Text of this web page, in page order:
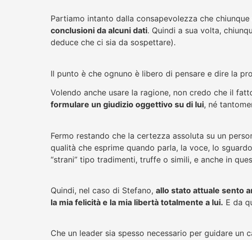
Partiamo intanto dalla consapevolezza che
conclusioni da alcuni dati. Quindi a sua volta,
deduce che ci sia da sospettare).
Il punto è che ognuno è libero di pensare e dire la
Volendo anche usare la ragione, non credo che il
formulare un giudizio oggettivo su di lui, né
Fermo restando che la certezza assoluta su un
qualità che esprime quando parla, la voce, lo
“strani” tipo tradimenti, truffe o simili, e anche in
Quindi, nel caso di Stefano, allo stato attuale sento
la mia felicità e la mia libertà totalmente a lui. E da
Che un leader sia spesso necessario per guidare